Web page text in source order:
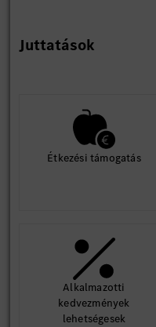
Juttatások
Étkezési támogatás
Alkalmazotti
kedvezmények
lehetségesek